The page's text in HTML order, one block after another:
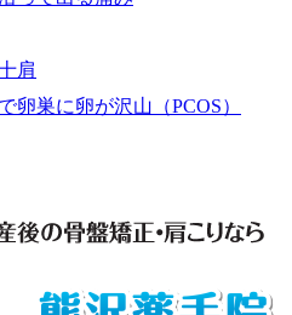
肩
卵巣に卵が沢山（PCOS）